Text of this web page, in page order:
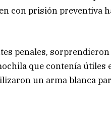
con prisión preventiva
penales,
que contenía útiles
un arma blanca